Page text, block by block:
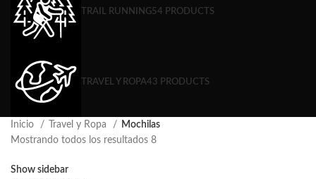
TRAIL RUNNING54 PRODUCTS
TRAVEL Y ROPA43 PRODUCTS
Inicio Travel y Ropa
Mochilas
Mostrando todos los resultados 8
Show sidebar